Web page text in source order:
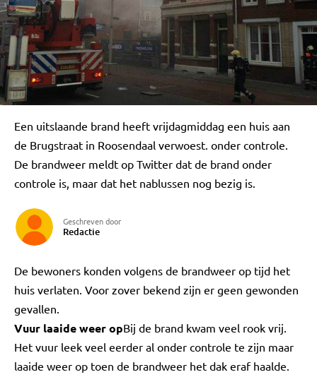
Een uitslaande brand heeft vrijdagmiddag een huis aan
de Brugstraat in Roosendaal verwoest. onder controle.
De brandweer meldt op Twitter dat de brand onder
controle is, maar dat het nablussen nog bezig is.
Geschreven door
Redactie
De bewoners konden volgens de brandweer op tijd het
huis verlaten. Voor zover bekend zijn er geen gewonden
gevallen.
Vuur laaide weer opBij de brand kwam veel rook vrij.
Het vuur leek veel eerder al onder controle te zijn maar
laaide weer op toen de brandweer het dak eraf haalde.